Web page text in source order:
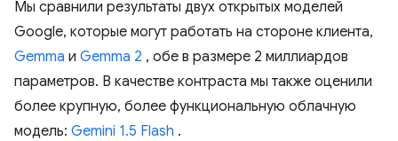
Мы сравнили результаты двух открытых моделей
Google, которые могут работать на стороне клиента,
Gemma и Gemma 2 , обе в размере 2 миллиардов
параметров. В качестве контраста мы также оценили
более крупную, более функциональную облачную
модель: Gemini 1.5 Flash .